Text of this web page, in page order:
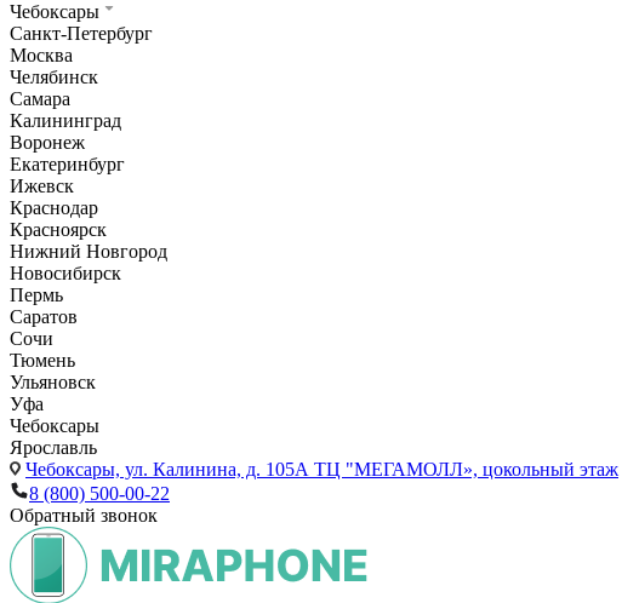
Чебоксары
Санкт-Петербург
Москва
Челябинск
Самара
Калининград
Воронеж
Екатеринбург
Ижевск
Краснодар
Красноярск
Нижний Новгород
Новосибирск
Пермь
Саратов
Сочи
Тюмень
Ульяновск
Уфа
Чебоксары
Ярославль
Чебоксары, ул. Калинина, д. 105А ТЦ "МЕГАМОЛЛ», цокольный этаж
8 (800) 500-00-22
Обратный звонок